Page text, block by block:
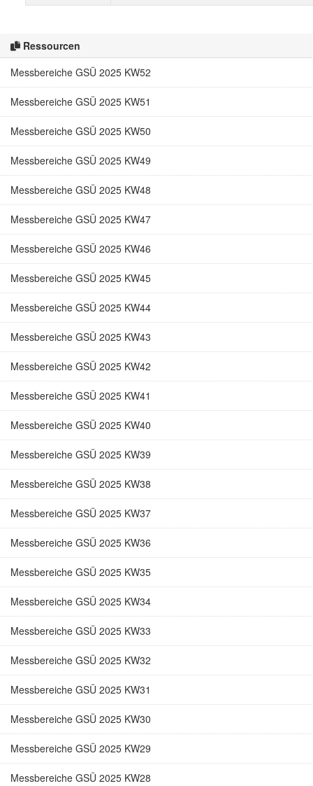
Ressourcen
Messbereiche GSÜ 2025 KW52
Messbereiche GSÜ 2025 KW51
Messbereiche GSÜ 2025 KW50
Messbereiche GSÜ 2025 KW49
Messbereiche GSÜ 2025 KW48
Messbereiche GSÜ 2025 KW47
Messbereiche GSÜ 2025 KW46
Messbereiche GSÜ 2025 KW45
Messbereiche GSÜ 2025 KW44
Messbereiche GSÜ 2025 KW43
Messbereiche GSÜ 2025 KW42
Messbereiche GSÜ 2025 KW41
Messbereiche GSÜ 2025 KW40
Messbereiche GSÜ 2025 KW39
Messbereiche GSÜ 2025 KW38
Messbereiche GSÜ 2025 KW37
Messbereiche GSÜ 2025 KW36
Messbereiche GSÜ 2025 KW35
Messbereiche GSÜ 2025 KW34
Messbereiche GSÜ 2025 KW33
Messbereiche GSÜ 2025 KW32
Messbereiche GSÜ 2025 KW31
Messbereiche GSÜ 2025 KW30
Messbereiche GSÜ 2025 KW29
Messbereiche GSÜ 2025 KW28